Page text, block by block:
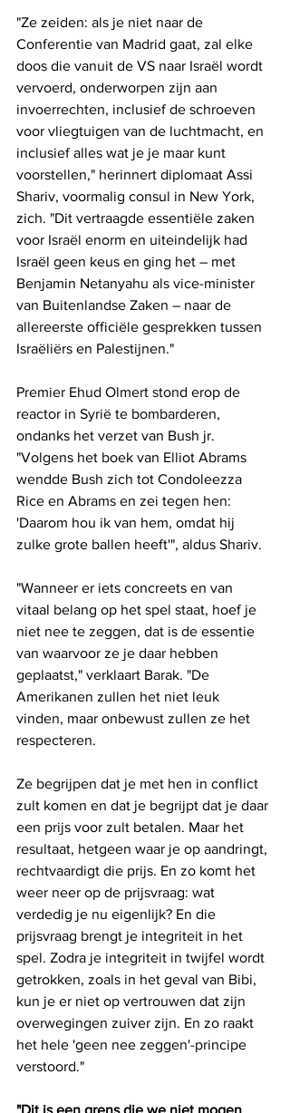
"Ze zeiden: als je niet naar de
Conferentie van Madrid gaat, zal elke
doos die vanuit de VS naar Israël wordt
vervoerd, onderworpen zijn aan
invoerrechten, inclusief de schroeven
voor vliegtuigen van de luchtmacht, en
inclusief alles wat je je maar kunt
voorstellen," herinnert diplomaat Assi
Shariv, voormalig consul in New York,
zich. "Dit vertraagde essentiële zaken
voor Israël enorm en uiteindelijk had
Israël geen keus en ging het – met
Benjamin Netanyahu als vice-minister
van Buitenlandse Zaken – naar de
allereerste officiële gesprekken tussen
Israëliërs en Palestijnen."
Premier Ehud Olmert stond erop de
reactor in Syrië te bombarderen,
ondanks het verzet van Bush jr.
"Volgens het boek van Elliot Abrams
wendde Bush zich tot Condoleezza
Rice en Abrams en zei tegen hen:
'Daarom hou ik van hem, omdat hij
zulke grote ballen heeft'", aldus Shariv.
"Wanneer er iets concreets en van
vitaal belang op het spel staat, hoef je
niet nee te zeggen, dat is de essentie
van waarvoor ze je daar hebben
geplaatst," verklaart Barak. "De
Amerikanen zullen het niet leuk
vinden, maar onbewust zullen ze het
respecteren.
Ze begrijpen dat je met hen in conflict
zult komen en dat je begrijpt dat je daar
een prijs voor zult betalen. Maar het
resultaat, hetgeen waar je op aandringt,
rechtvaardigt die prijs. En zo komt het
weer neer op de prijsvraag: wat
verdedig je nu eigenlijk? En die
prijsvraag brengt je integriteit in het
spel. Zodra je integriteit in twijfel wordt
getrokken, zoals in het geval van Bibi,
kun je er niet op vertrouwen dat zijn
overwegingen zuiver zijn. En zo raakt
het hele 'geen nee zeggen'-principe
verstoord."
"Dit is een grens die we niet mogen